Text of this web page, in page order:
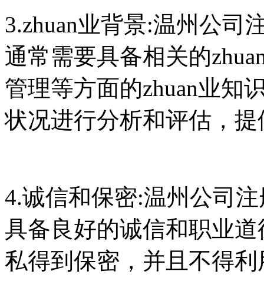
3.zhuan业背景:温州公司
通常需要具备相关的
管理等方面的zhuan业知
状况进行分析和评估，
4.诚信和保密:温州公司
具备良好的诚信和职业
私得到保密，并且不得